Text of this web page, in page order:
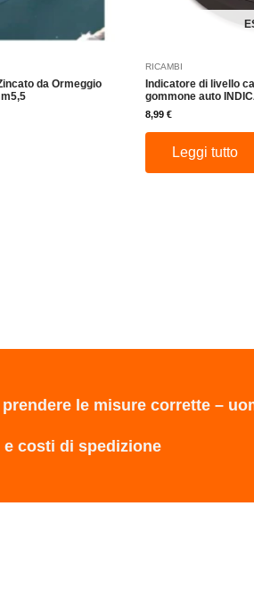
da Ormeggio
RICAMBI
Indicatore di livello
gommone auto
8,99€
Leggi tutto
prendere le misure corrette –
e costi di spedizione